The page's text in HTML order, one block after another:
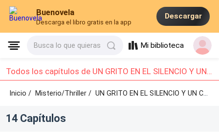
Buenovela
Descarga el libro gratis en la app
Descargar
Busca lo que quieras Mi biblioteca
Todos los capítulos de UN GRITO EN EL SILENCIO Y UN CRIMEN: Capítulo 1 - Capítulo 10
Inicio / Misterio/Thriller/UN GRITO EN EL SILENCIO Y UN CRIMEN /
14 Capítulos